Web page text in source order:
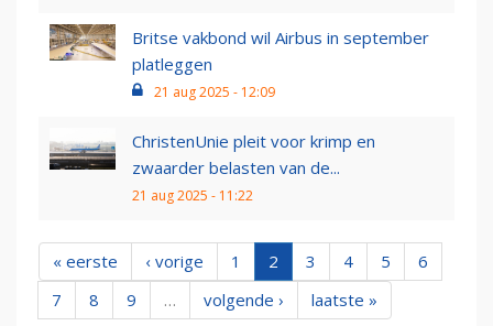
Britse vakbond wil Airbus in september
platleggen
21 aug 2025 - 12:09
ChristenUnie pleit voor krimp en
zwaarder belasten van de...
21 aug 2025 - 11:22
« eerste ‹ vorige 1 2 3 4 5
6
7
8 9 … volgende › laatste »